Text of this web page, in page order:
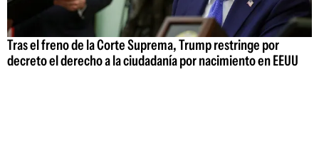
Tras el freno de la Corte Suprema, Trump restringe por
decreto el derecho a la ciudadanía por nacimiento en EEUU